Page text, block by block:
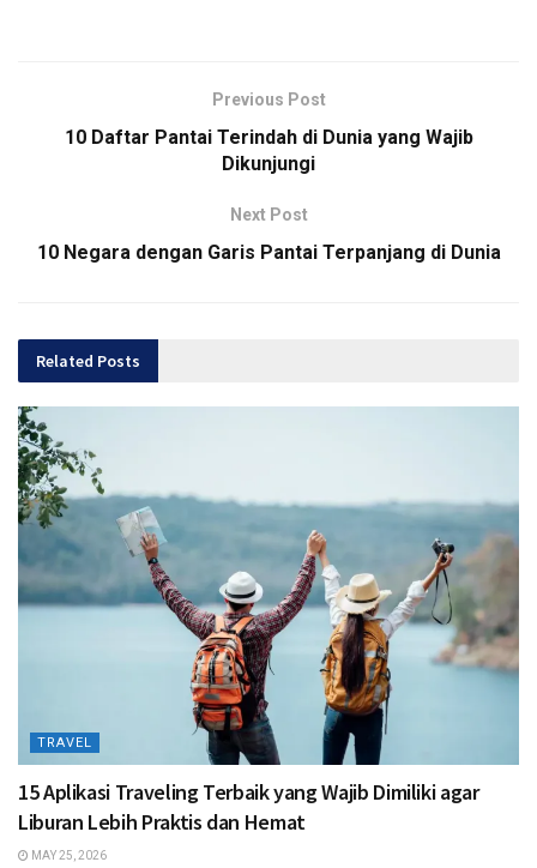
Previous Post
10 Daftar Pantai Terindah di Dunia yang Wajib
Dikunjungi
Next Post
10 Negara dengan Garis Pantai Terpanjang di Dunia
Related Posts
TRAVEL
15 Aplikasi Traveling Terbaik yang Wajib Dimiliki agar
Liburan Lebih Praktis dan Hemat
MAY 25, 2026